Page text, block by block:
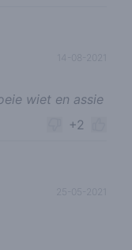
wiet en assie
+2